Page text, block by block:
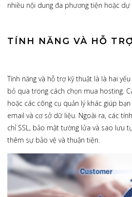
nhiều nội dung đa phương tiện hoặc
TÍNH NĂNG VÀ HỖ
Tính năng và hỗ trợ kỹ thuật là là hai
bỏ qua trong cách chọn mua hosting.
hoặc các công cụ quản lý khác giúp
email và cơ sở dữ liệu. Ngoài ra, các
chỉ SSL, bảo mật tường lửa và sao lưu
thêm sự bảo vệ và thuận tiện.